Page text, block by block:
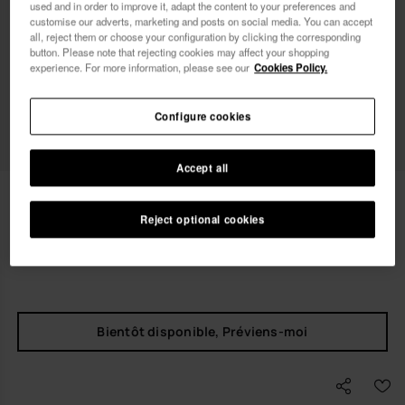
Havaianas Charms Top Spiderman 3,90 €
LIVRAISON OFFERTE. 48 dernières heures!
Bientôt disponible, Préviens-moi
Femme Homme
Je souhaite recevoir des communications
Politique de Confidentialité.
je veux 10% de
réduction
used and in order to improve it, adapt the content to your preferences and
customise our adverts, marketing and posts on social media. You can accept
all, reject them or choose your configuration by clicking the corresponding
button. Please note that rejecting cookies may affect your shopping
experience. For more information, please see our Cookies Policy.
Reject optional cookies
Accept all
Configure cookies